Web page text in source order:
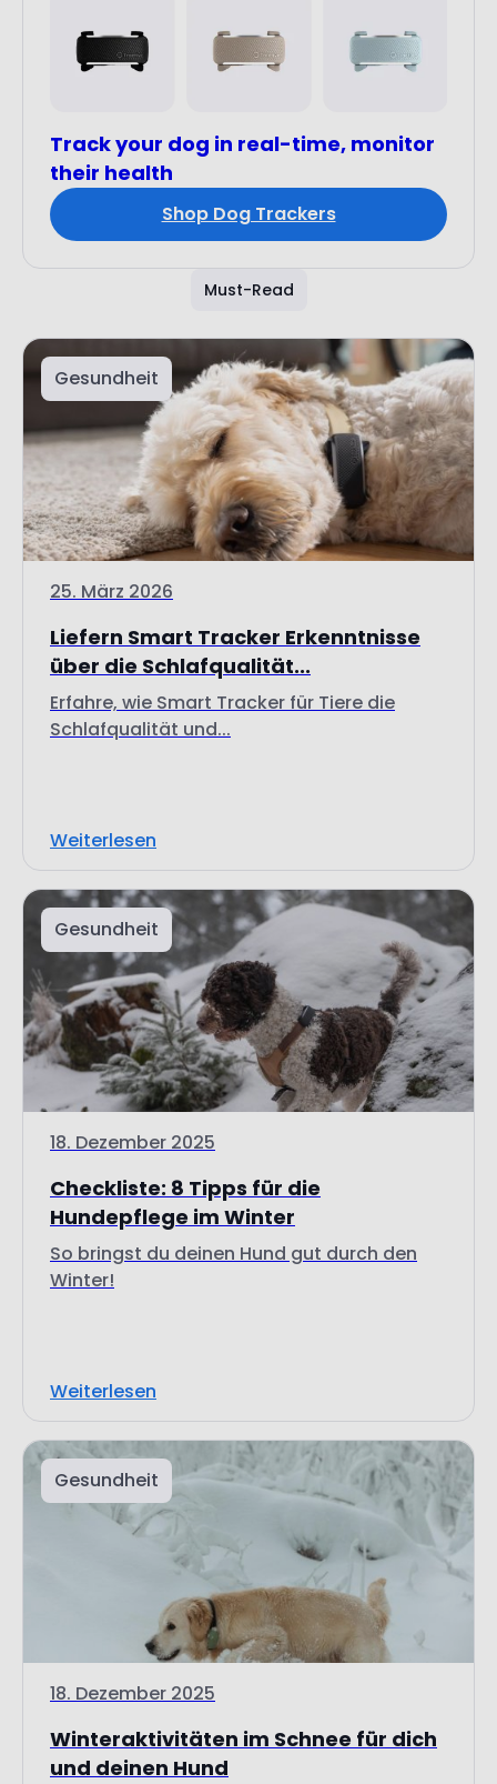
Track your dog in real-time, monitor
their health
Shop Dog Trackers
Must-Read
Gesundheit
25. März 2026
Liefern Smart Tracker Erkenntnisse
über die Schlafqualität...
Erfahre, wie Smart Tracker für Tiere die
Schlafqualität und...
Weiterlesen
Gesundheit
18. Dezember 2025
Checkliste: 8 Tipps für die
Hundepflege im Winter
So bringst du deinen Hund gut durch den
Winter!
Weiterlesen
Gesundheit
18. Dezember 2025
Winteraktivitäten im Schnee für dich
und deinen Hund